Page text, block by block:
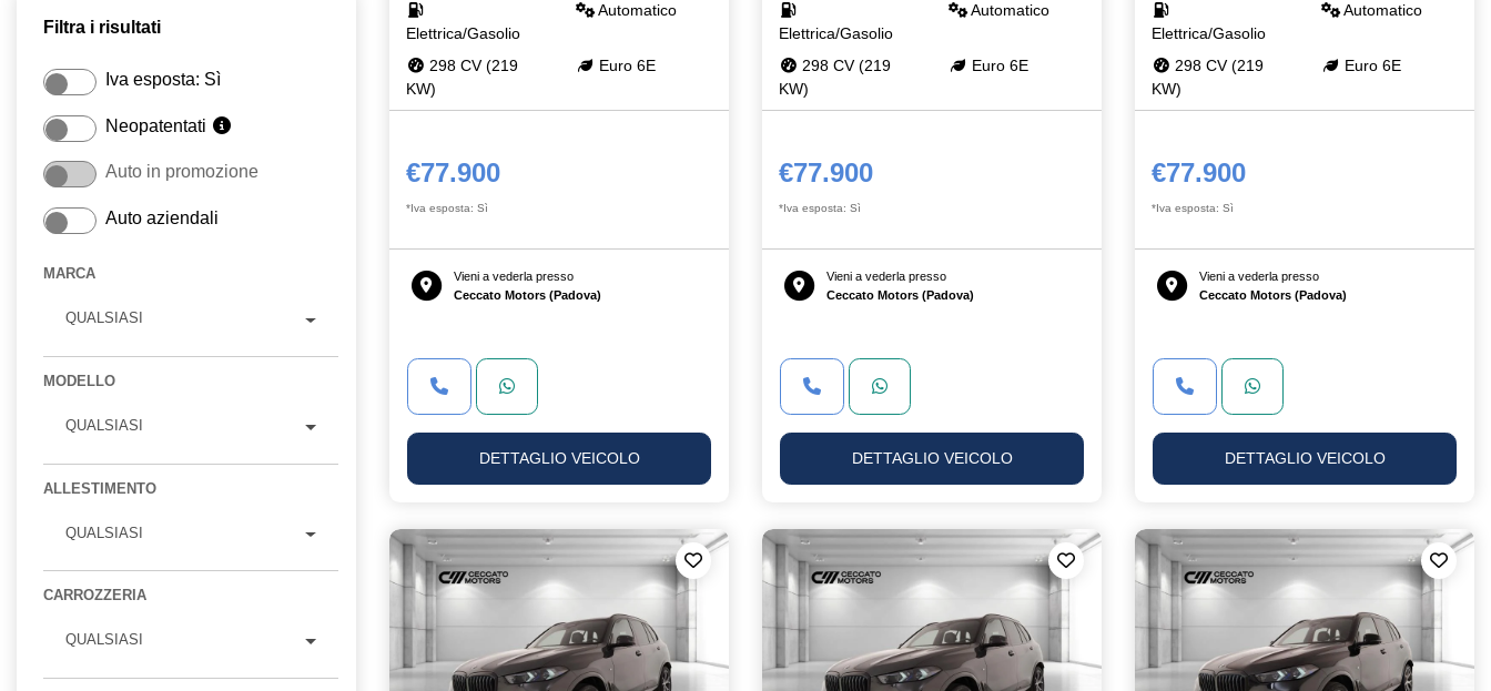
Filtra i risultati
Iva esposta: Sì
Neopatentati
Auto in promozione
Auto aziendali
MARCA
QUALSIASI
MODELLO
QUALSIASI
ALLESTIMENTO
QUALSIASI
CARROZZERIA
QUALSIASI
Elettrica/Gasolio
Automatico
298 CV (219
KW)
Euro 6E
€77.900
*Iva esposta: Sì
Vieni a vederla presso
Ceccato Motors (Padova)
DETTAGLIO VEICOLO
Elettrica/Gasolio
Automatico
298 CV (219
KW)
Euro 6E
€77.900
*Iva esposta: Sì
Vieni a vederla presso
Ceccato Motors (Padova)
DETTAGLIO VEICOLO
Elettrica/Gasolio
Automatico
298 CV (219
KW)
Euro 6E
€77.900
*Iva esposta: Sì
Vieni a vederla presso
Ceccato Motors (Padova)
DETTAGLIO VEICOLO